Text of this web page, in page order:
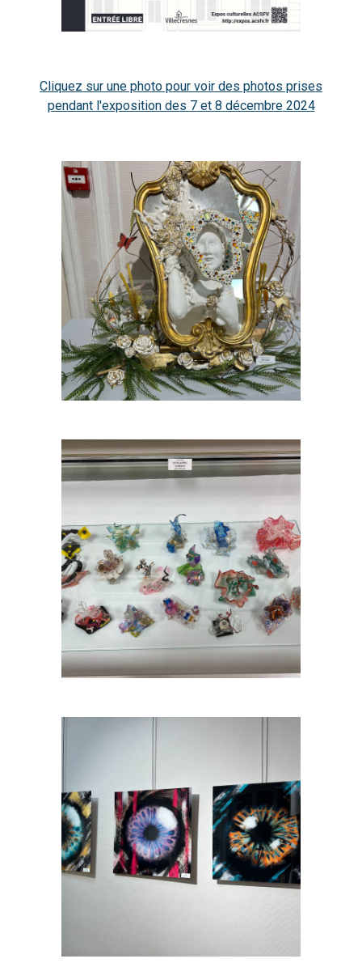
Cliquez sur une photo pour voir des photos prises
pendant l'exposition des 7et 8 décembre2024